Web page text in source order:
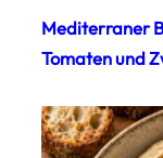
Mediterraner
Tomaten und